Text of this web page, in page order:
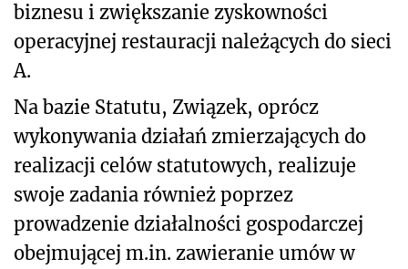
biznesu i zwiększanie zyskowności
operacyjnej restauracji należących do sieci
A.
Na bazie Statutu, Związek, oprócz
wykonywania działań zmierzających do
realizacji celów statutowych, realizuje
swoje zadania również poprzez
prowadzenie działalności gospodarczej
obejmującej m.in. zawieranie umów w